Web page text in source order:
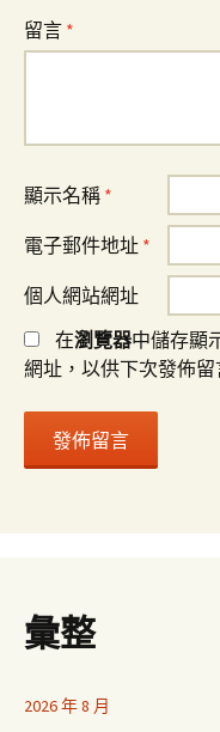
留言 *
顯示名稱 *
電子郵件地址 *
個人網站網址
在瀏覽器中儲存顯
網址，以供下次發佈留
彙整
2026 年 8 月